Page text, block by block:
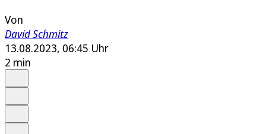
Von
David Schmitz
13.08.2023, 06:45 Uhr
2 min